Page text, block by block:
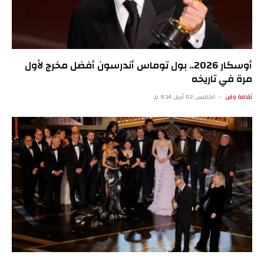
أوسكار 2026.. بول توماس أندرسون أفضل مخرج لأول
مرة في تاريخه
ثقافة وفن الخميس 02 أبريل 8:14 م